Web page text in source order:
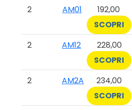
2
AM01 192,00
SCOPRI
2
AM12 228,00
SCOPRI
2
AM2A 234,00
SCOPRI